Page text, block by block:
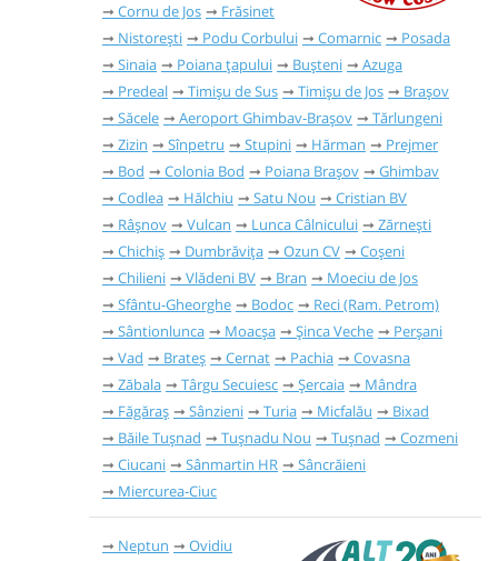
Cornu de Jos
Frăsinet
Nistorești
Podu Corbului Comarnic
Posada
Sinaia
Poiana țapului Bușteni
Azuga
Predeal
Timișu de Sus Timișu de Jos
Brașov
Săcele
Aeroport Ghimbav-Brașov
Tărlungeni
Zizin
Sînpetru Stupini Hărman
Prejmer
Bod
Colonia Bod Poiana Brașov
Ghimbav
Codlea
Hălchiu Satu Nou
Cristian BV
Râşnov
Vulcan Lunca Câlnicului
Zărnești
Chichiș
Dumbrăvița Ozun CV
Coșeni
Chilieni
Vlădeni BV Bran
Moeciu de Jos
Sfântu-Gheorghe
Bodoc
Reci (Ram. Petrom)
Sântionlunca
Moacșa Șinca Veche
Perșani
Vad
Brateș Cernat Pachia
Covasna
Zăbala
Târgu Secuiesc Șercaia
Mândra
Făgăraș
Sânzieni Turia Micfalău
Bixad
Băile Tușnad
Tușnadu Nou Tușnad
Cozmeni
Ciucani
Sânmartin HR
Sâncrăieni
Miercurea-Ciuc
Neptun
Ovidiu